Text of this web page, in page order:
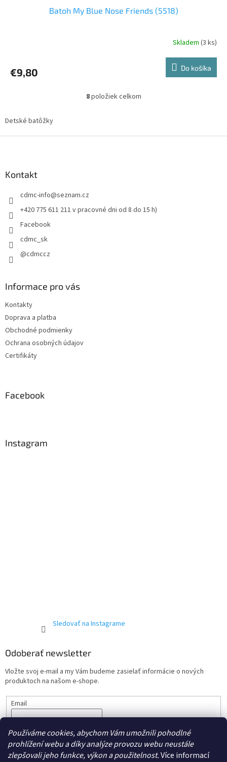
Používáme cookies, abychom Vám umožnili pohodlné
prohlížení webu a díky analýze provozu webu neustále
zlepšovali jeho funkce, výkon a použitelnost.Více informací
Batoh My Blue Nose Friends (5518)
Skladem (3 ks)
€9,80 Do košíka
O
d
v
8položiek celkom
Detské batôžky
Kontakt
cdmc-info@seznam.cz
+420 775 611 211 v pracovné dni od 8 do 15 h)
Facebook
cdmc_sk
@cdmccz
Informace pro vás
Kontakty
Doprava a platba
Obchodné podmienky
Ochrana osobných údajov
Certifikáty
Facebook
Instagram
Sledovať na Instagrame
Odoberať newsletter
Vložte svoj e-mail a my Vám budeme zasielať informácie o nových
produktoch na našom e-shope.
Email
údajov.
PRIHLÁSIŤ SA